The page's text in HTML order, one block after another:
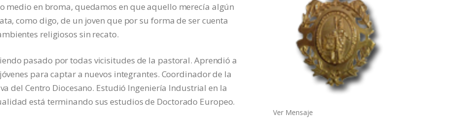
medio en broma, quedamos en que aquello merecía algún
como digo, de un joven que por su forma de ser cuenta
religiosos sin recato.
pasado por todas vicisitudes de la pastoral. Aprendió a
para captar a nuevos integrantes. Coordinador de la
del Centro Diocesano. Estudió Ingeniería Industrial en la
está terminando sus estudios de Doctorado Europeo.
Ver Mensaje